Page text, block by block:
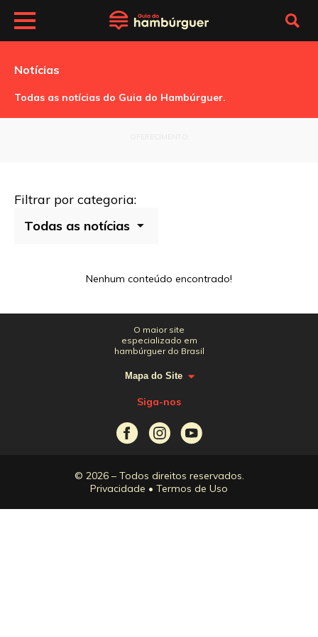
Notícias
Todas as notícias do Guia do Hambúrguer.
Filtrar por categoria:
Nenhum conteúdo encontrado!
O maior site
especializado em
hambúrguer do Brasil
Mapa do Site
Siga-nos
© 2026 – Todos direitos reservados.
Privacidade • Termos de Uso